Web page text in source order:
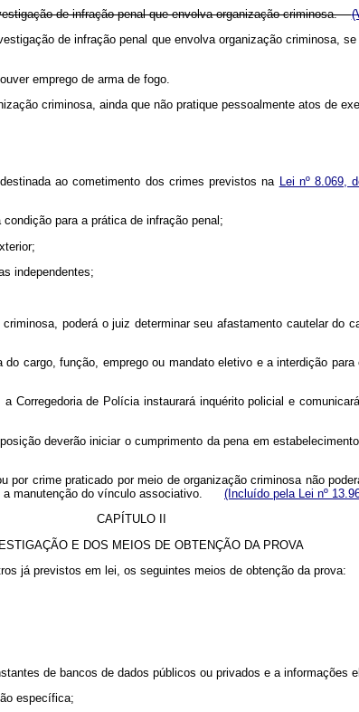
de infração penal que envolva organização criminosa.
de infração penal que envolva organização
emprego de arma de fogo.
criminosa, ainda que não pratique pessoalmente atos de
ao cometimento dos crimes previstos na
Lei nº 8.069,
para a prática de infração penal;
independentes;
poderá o juiz determinar seu afastamento cautelar do
cargo, função, emprego ou mandato eletivo e a interdição
de Polícia instaurará inquérito policial e
deverão iniciar o cumprimento da pena em
crime praticado por meio de organização criminosa não
a manutenção do vínculo associativo. (Incluído pela Lei nº
CAPÍTULO II
E DOS MEIOS DE OBTENÇÃO DA PROVA
já previstos em lei, os seguintes meios de obtenção da prova:
de bancos de dados públicos ou privados e a informações
específica;